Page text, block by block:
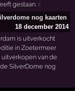
gestaan.6
nog kaarten
18 december 2014
is uitverkocht
in Zoetermeer
uitverkopen van de
SilverDome nog